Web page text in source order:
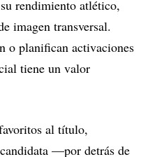
rendimiento atlético,
imagen transversal.
o planifican activaciones
tiene un valor
al título,
—por detrás de